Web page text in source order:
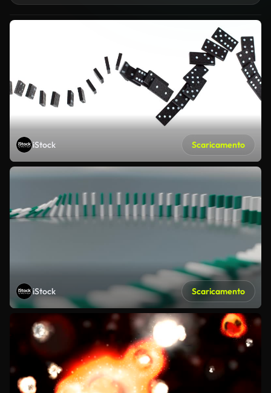
iStock Scaricamento
iStock Scaricamento